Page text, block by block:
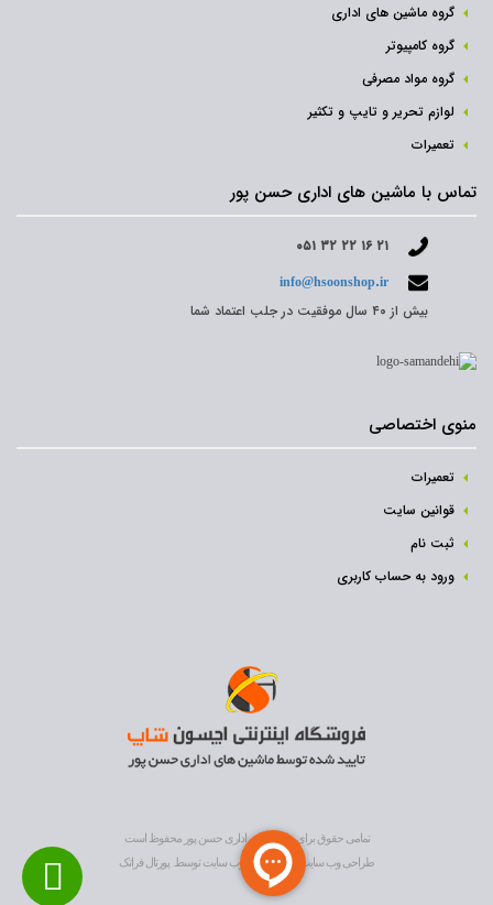
گروه ماشین های اداری
گروه کامپیوتر
گروه مواد مصرفی
لوازم تحریر و تایپ و تکثیر
تعمیرات
تماس با ماشین های اداری حسن پور
۰۵۱ ۳۲ ۲۲ ۱۶ ۲۱
info@hsoonshop.ir
بیش از ۴۰ سال موفقیت در جلب اعتماد شما
منوی اختصاصی
تعمیرات
قوانین سایت
ثبت نام‌
ورود به حساب کاربری
تمامی حقوق برای ماشین های اداری حسن پور محفوظ است
طراحی وب سایت
و بهینه سازی وب سایتتوسط پورتال فراتک